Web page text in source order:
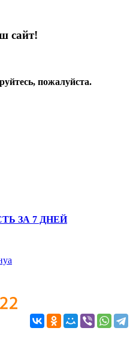
сайт!
пожалуйста.
ЗА 7 ДНЕЙ